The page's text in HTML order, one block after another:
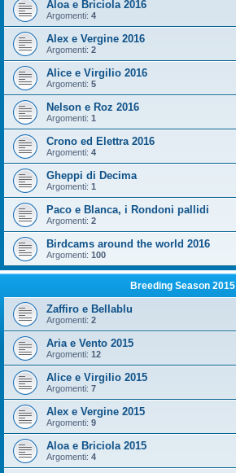
Aloa e Briciola 2016
Argomenti: 4
Alex e Vergine 2016
Argomenti: 2
Alice e Virgilio 2016
Argomenti: 5
Nelson e Roz 2016
Argomenti: 1
Crono ed Elettra 2016
Argomenti: 4
Gheppi di Decima
Argomenti: 1
Paco e Blanca, i Rondoni pallidi
Argomenti: 2
Birdcams around the world 2016
Argomenti: 100
Breeding Season 2015
Zaffiro e Bellablu
Argomenti: 2
Aria e Vento 2015
Argomenti: 12
Alice e Virgilio 2015
Argomenti: 7
Alex e Vergine 2015
Argomenti: 9
Aloa e Briciola 2015
Argomenti: 4